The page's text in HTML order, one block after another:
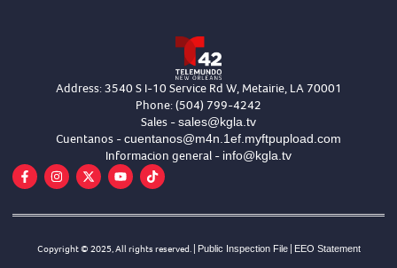
Address: 3540 S I-10 Service Rd W, Metairie, LA 70001
Phone: (504) 799-4242
Sales - sales@kgla.tv
Cuentanos - cuentanos@m4n.1ef.myftpupload.com
Informacion general - info@kgla.tv
Copyright © 2025, All rights reserved. | Public Inspection File| EEO Statement